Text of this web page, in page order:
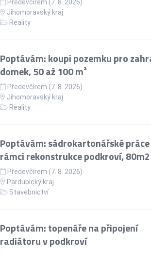
Předevčírem (7. 8. 2026)
Jihomoravský kraj
Reality
Poptávám: koupi pozemku pro
domek, 50 až 100 m²
Předevčírem (7. 8. 2026)
Jihomoravský kraj
Reality
Poptávám: sádrokartonářské
rámci rekonstrukce podkroví, 80m2
Předevčírem (7. 8. 2026)
Pardubický kraj
Stavebnictví
Poptávám: topenáře na připojení
radiátoru v podkroví